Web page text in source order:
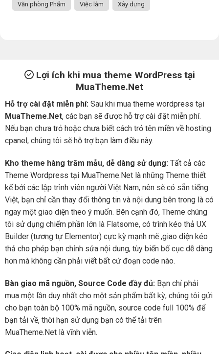
Văn phòng Phẩm Việc làm Xây dựng
Lợi ích khi mua theme WordPress tại
MuaTheme.Net
Hỗ trợ cài đặt miễn phí: Sau khi mua theme wordpress tại
MuaTheme.Net, các bạn sẽ được hỗ trợ cài đặt miễn phí.
Nếu bạn chưa trỏ hoặc chưa biết cách trỏ tên miền về hosting
cpanel, chúng tôi sẽ hỗ trợ bạn làm điều này.
Kho theme hàng trăm mẫu, dễ dàng sử dụng: Tất cả các
Theme Wordpress tại MuaTheme.Net là những Theme thiết
kế bởi các lập trình viên người Việt Nam, nên sẽ có sẵn tiếng
Việt, bạn chỉ cần thay đổi thông tin và nội dung bên trong là có
ngay một giao diện theo ý muốn. Bên cạnh đó, Theme chúng
tôi sử dụng chiếm phần lớn là Flatsome, có trình kéo thả UX
Builder (tương tự Elementor) cực kỳ mạnh mẽ ,giao diện kéo
thả cho phép bạn chỉnh sửa nội dung, tùy biến bố cục dễ dàng
hơn mà không cần phải viết bất cứ đoạn code nào.
Bàn giao mã nguồn, Source Code đầy đủ: Bạn chỉ phải
mua một lần duy nhất cho một sản phẩm bất kỳ, chúng tôi gửi
cho bạn toàn bộ 100% mã nguồn, source code full 100% để
bạn tải về, thời hạn sử dụng bạn có thể tải trên
MuaTheme.Net là vĩnh viễn.